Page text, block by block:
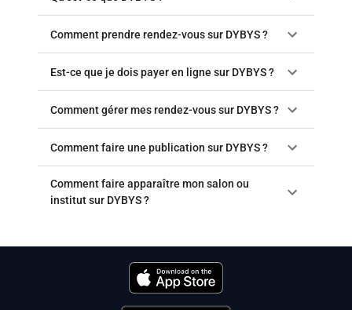
Comment prendre rendez-vous sur DYBYS ?
Est-ce que je dois payer en ligne sur DYBYS ?
Comment gérer mes rendez-vous sur DYBYS ?
Comment faire une publication sur DYBYS ?
Comment faire apparaître mon salon ou
institut sur DYBYS ?